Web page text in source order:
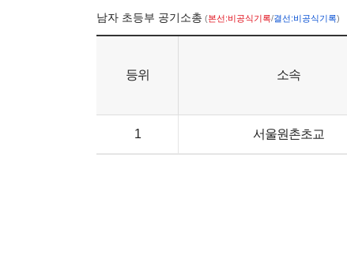
남자 초등부 공기소총(본선:비공식기록/결선:비공식기록)
등위 소속
1 서울원촌초교